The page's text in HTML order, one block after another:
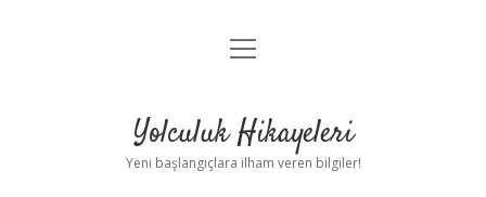
Anasayfa
Yasal Uyarı
menüyü
Yolculuk Hikayeleri
Yeni başlangıçlara ilham veren bilgiler!